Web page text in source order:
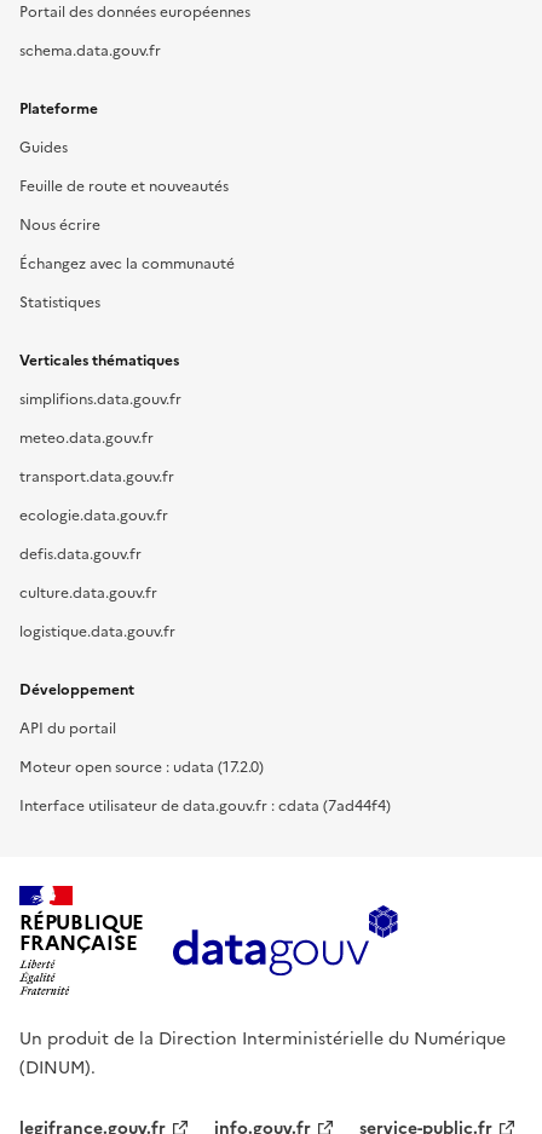
Portail des données européennes
schema.data.gouv.fr
Plateforme
Guides
Feuille de route et nouveautés
Nous écrire
Échangez avec la communauté
Statistiques
Verticales thématiques
simplifions.data.gouv.fr
meteo.data.gouv.fr
transport.data.gouv.fr
ecologie.data.gouv.fr
defis.data.gouv.fr
culture.data.gouv.fr
logistique.data.gouv.fr
Développement
API du portail
Moteur open source : udata (17.2.0)
Interface utilisateur de data.gouv.fr : cdata (7ad44f4)
RÉPUBLIQUE
FRANÇAISE
Un produit de la Direction Interministérielle du Numérique
(DINUM).
legifrance.gouv.fr info.gouv.fr service-public.fr